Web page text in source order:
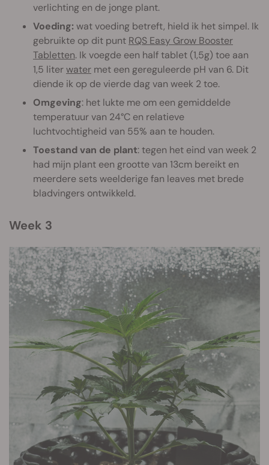
verlichting en de jonge plant.
Voeding: wat voeding betreft, hield ik het simpel. Ik
gebruikte op dit punt RQS Easy Grow Booster
Tabletten. Ik voegde een half tablet (1,5g) toe aan
1,5 literwater met een gereguleerde pH van 6. Dit
diende ik op de vierde dag van week 2 toe.
Omgeving: het lukte me om een gemiddelde
temperatuur van 24°C en relatieve
luchtvochtigheid van 55% aan te houden.
Toestand van de plant: tegen het eind van week 2
had mijn plant een grootte van 13cm bereikt en
meerdere sets weelderige fan leaves met brede
bladvingers ontwikkeld.
Week 3